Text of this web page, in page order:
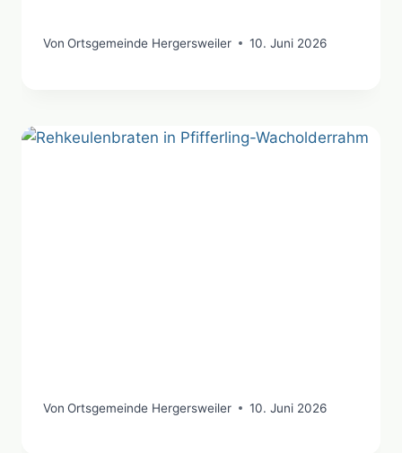
Von Ortsgemeinde Hergersweiler 10. Juni 2026
Von Ortsgemeinde Hergersweiler 10. Juni 2026